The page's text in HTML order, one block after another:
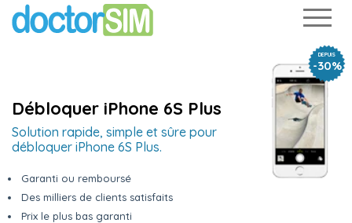
DEPUIS
-30%
Débloquer iPhone 6S Plus
Solution rapide, simple et sûre pour
débloquer iPhone 6S Plus.
Garanti ou remboursé
Des milliers de clients satisfaits
Prix le plus bas garanti